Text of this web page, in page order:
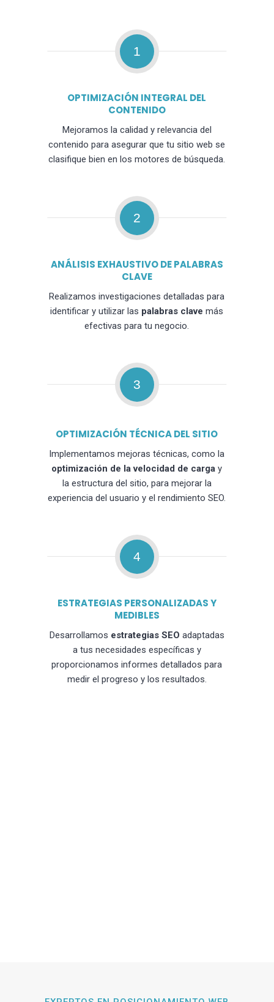
1
OPTIMIZACIÓN INTEGRAL DEL
CONTENIDO
Mejoramos la calidad y relevancia del
contenido para asegurar que tu sitio web se
clasifique bien en los motores de búsqueda.
2
ANÁLISIS EXHAUSTIVO DE PALABRAS
CLAVE
Realizamos investigaciones detalladas para
identificar y utilizar las palabras clave más
efectivas para tu negocio.
3
OPTIMIZACIÓN TÉCNICA DEL SITIO
Implementamos mejoras técnicas, como la
optimización de la velocidad de carga y
la estructura del sitio, para mejorar la
experiencia del usuario y el rendimiento SEO.
4
ESTRATEGIAS PERSONALIZADAS Y
MEDIBLES
Desarrollamos estrategias SEO adaptadas
a tus necesidades específicas y
proporcionamos informes detallados para
medir el progreso y los resultados.